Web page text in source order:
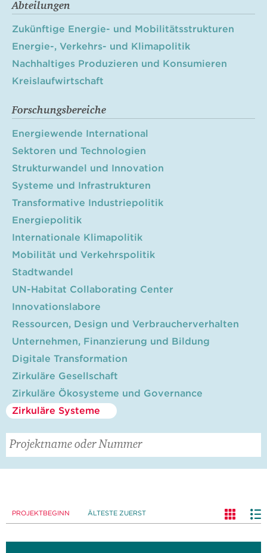
Abteilungen
Zukünftige Energie- und Mobilitätsstrukturen
Energie-, Verkehrs- und Klimapolitik
Nachhaltiges Produzieren und Konsumieren
Kreislaufwirtschaft
Forschungsbereiche
Energiewende International
Sektoren und Technologien
Strukturwandel und Innovation
Systeme und Infrastrukturen
Transformative Industriepolitik
Energiepolitik
Internationale Klimapolitik
Mobilität und Verkehrspolitik
Stadtwandel
UN-Habitat Collaborating Center
Innovationslabore
Ressourcen, Design und Verbraucherverhalten
Unternehmen, Finanzierung und Bildung
Digitale Transformation
Zirkuläre Gesellschaft
Zirkuläre Ökosysteme und Governance
Zirkuläre Systeme
PROJEKTBEGINN ÄLTESTE ZUERST